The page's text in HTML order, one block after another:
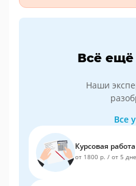
Всё
Наши
Все
Курсовая
от 1800 р. / от 5